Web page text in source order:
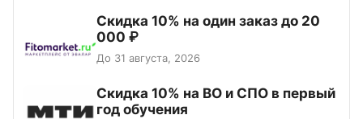
Скидка 10% на один заказ до 20
000 ₽
До 31 августа, 2026
Скидка 10% на ВО и СПО в первый
год обучения